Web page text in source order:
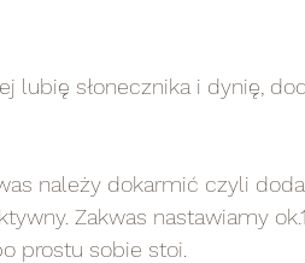
lubię słonecznika i dynię,
należy dokarmić czyli
Zakwas nastawiamy
prostu sobie stoi.